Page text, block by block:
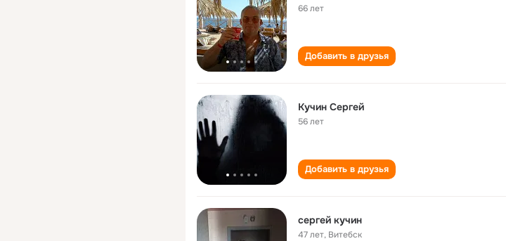
66 лет
Добавить в друзья
Кучин Сергей
56 лет
Добавить в друзья
сергей кучин
47 лет, Витебск